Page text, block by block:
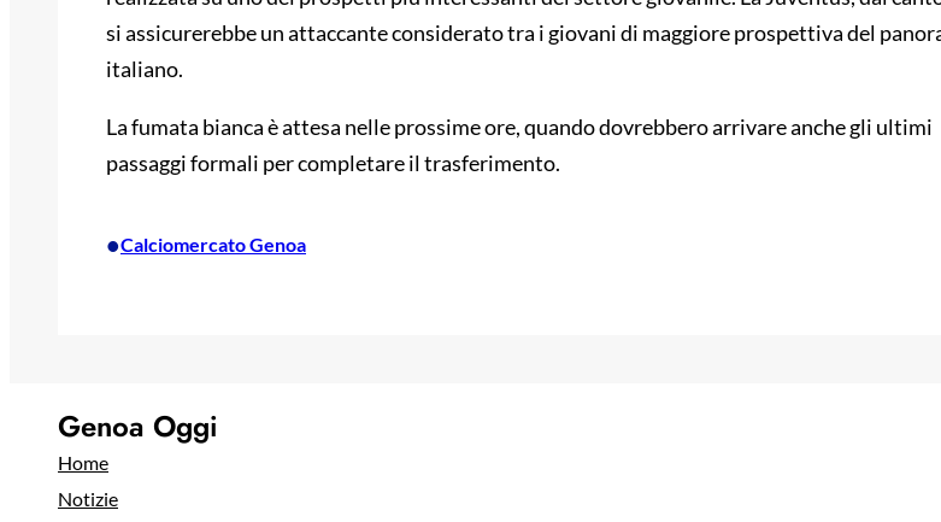
si assicurerebbe un attaccante considerato tra i giovani di maggiore prospettiva del
italiano.
La fumata bianca è attesa nelle prossime ore, quando dovrebbero arrivare anche gli ultimi
passaggi formali per completare il trasferimento.
•Calciomercato Genoa
Genoa Oggi
Home
Notizie